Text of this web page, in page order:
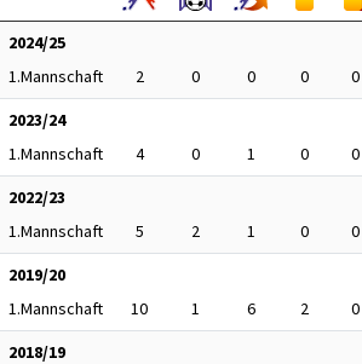
2024/25
1.Mannschaft
2 0 0 0 0
2023/24
1.Mannschaft
4 0 1 0 0
2022/23
1.Mannschaft
5 2 1 0 0
2019/20
1.Mannschaft
10 1 6 2 0
2018/19